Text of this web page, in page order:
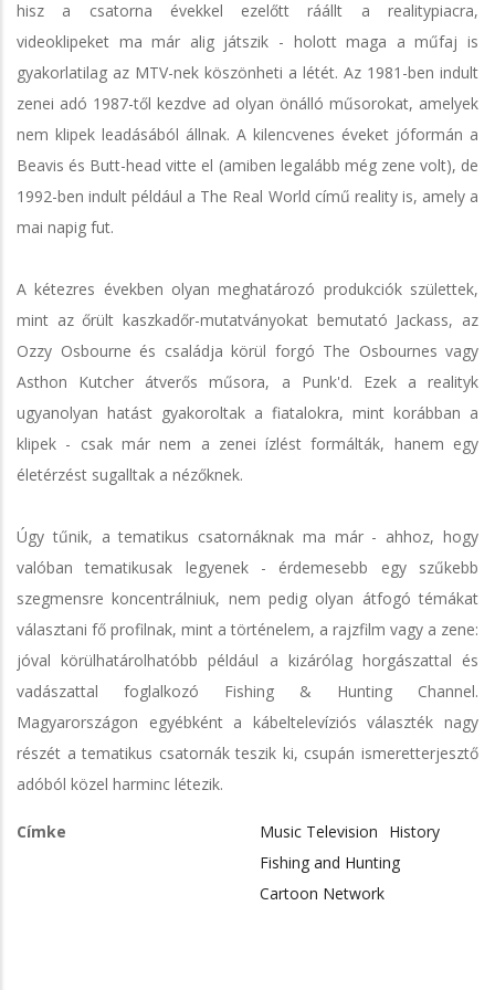
hisz a csatorna évekkel ezelőtt ráállt a realitypiacra,
videoklipeket ma már alig játszik - holott maga a műfaj is
gyakorlatilag az MTV-nek köszönheti a létét. Az 1981-ben indult
zenei adó 1987-től kezdve ad olyan önálló műsorokat, amelyek
nem klipek leadásából állnak. A kilencvenes éveket jóformán a
Beavis és Butt-head vitte el (amiben legalább még zene volt), de
1992-ben indult például a The Real World című reality is, amely a
mai napig fut.
A kétezres években olyan meghatározó produkciók születtek,
mint az őrült kaszkadőr-mutatványokat bemutató Jackass, az
Ozzy Osbourne és családja körül forgó The Osbournes vagy
Asthon Kutcher átverős műsora, a Punk'd. Ezek a realityk
ugyanolyan hatást gyakoroltak a fiatalokra, mint korábban a
klipek - csak már nem a zenei ízlést formálták, hanem egy
életérzést sugalltak a nézőknek.
Úgy tűnik, a tematikus csatornáknak ma már - ahhoz, hogy
valóban tematikusak legyenek - érdemesebb egy szűkebb
szegmensre koncentrálniuk, nem pedig olyan átfogó témákat
választani fő profilnak, mint a történelem, a rajzfilm vagy a zene:
jóval körülhatárolhatóbb például a kizárólag horgászattal és
vadászattal foglalkozó Fishing & Hunting Channel.
Magyarországon egyébként a kábeltelevíziós választék nagy
részét a tematikus csatornák teszik ki, csupán ismeretterjesztő
adóból közel harminc létezik.
Címke Music Television
History
Fishing and Hunting
Cartoon Network